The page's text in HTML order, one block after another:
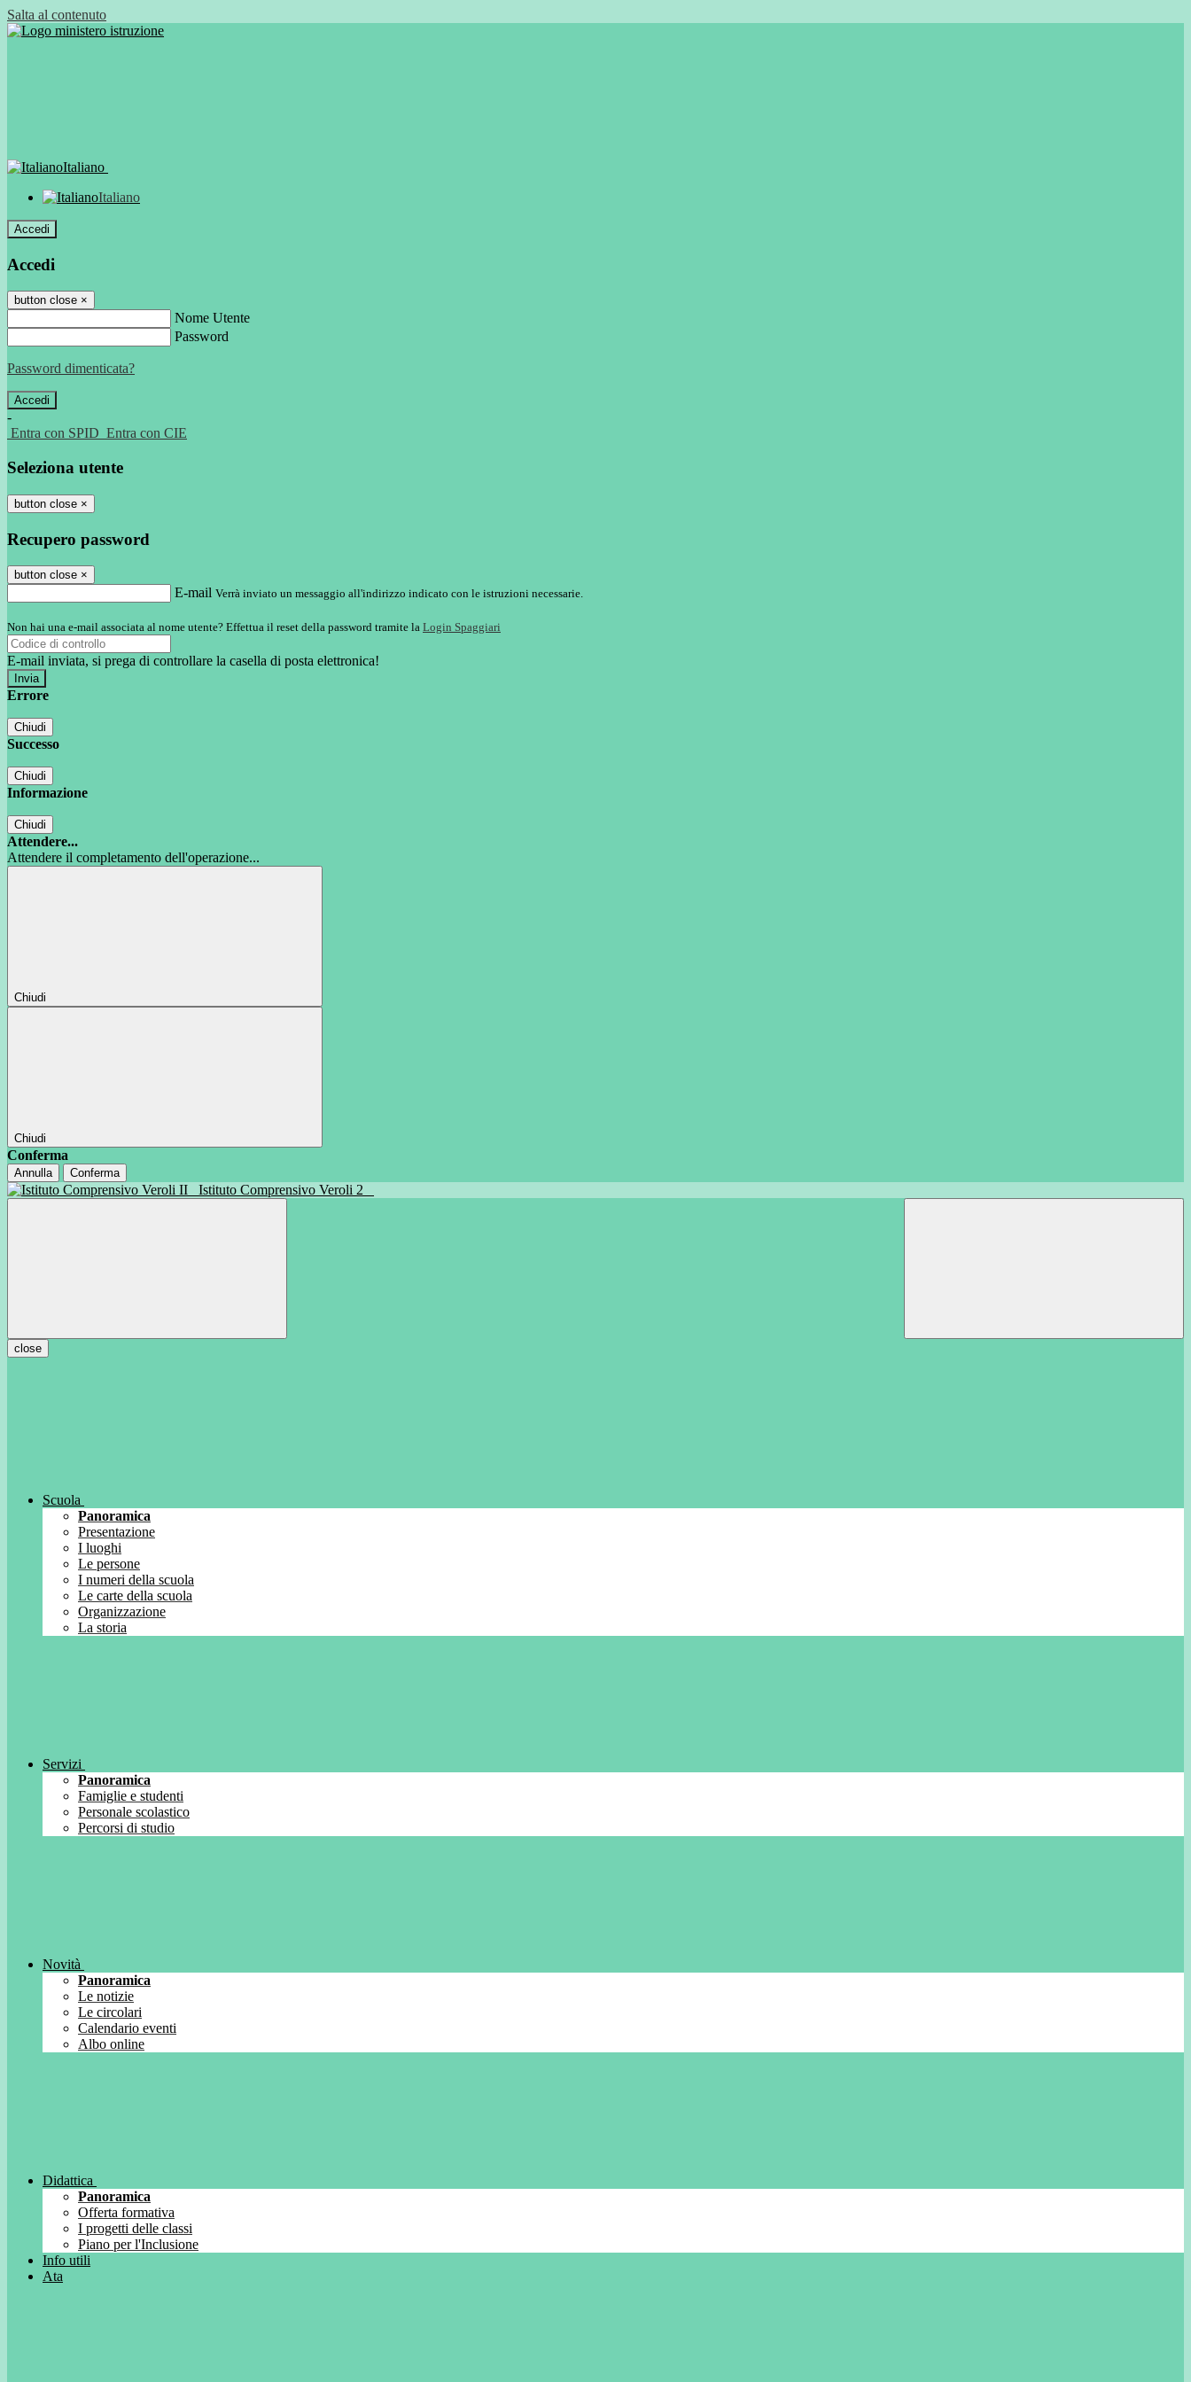
Salta al contenuto
Italiano
Italiano
Accedi
Accedi
button close ×
Nome Utente
Password
Password dimenticata?
-
Entra con SPID Entra con CIE
Seleziona utente
button close ×
Recupero password
button close ×
E-mail Verrà inviato un messaggio all'indirizzo indicato con le istruzioni necessarie.
Non hai una e-mail associata al nome utente? Effettua il reset della password tramite la Login Spaggiari
E-mail inviata, si prega di controllare la casella di posta elettronica!
Errore
Chiudi
Successo
Chiudi
Informazione
Chiudi
Attendere...
Attendere il completamento dell'operazione...
Chiudi
Chiudi
Conferma
Annulla Conferma
Istituto Comprensivo Veroli 2
close
Scuola
Panoramica
Presentazione
I luoghi
Le persone
I numeri della scuola
Le carte della scuola
Organizzazione
La storia
Servizi
Panoramica
Famiglie e studenti
Personale scolastico
Percorsi di studio
Novità
Panoramica
Le notizie
Le circolari
Calendario eventi
Albo online
Didattica
Panoramica
Offerta formativa
I progetti delle classi
Piano per l'Inclusione
Info utili
Ata